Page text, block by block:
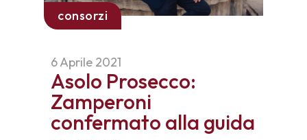
consorzi
6 Aprile 2021
Asolo Prosecco:
Zamperoni
confermato alla guida